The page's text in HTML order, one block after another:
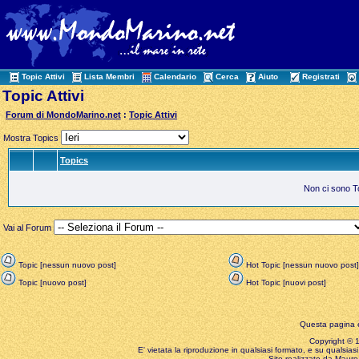
Topic Attivi Lista Membri Calendario Cerca Aiuto Registrati
Topic Attivi
Forum di MondoMarino.net :Topic Attivi
Mostra Topics
Topics
Non ci sono
Vai al Forum
Topic [nessun nuovo post]
Hot Topic [nessun nuovo post]
Topic [nuovo post]
Hot Topic [nuovi post]
Questa pagina
Copyright ©
E' vietata la riproduzione in qualsiasi formato, e su